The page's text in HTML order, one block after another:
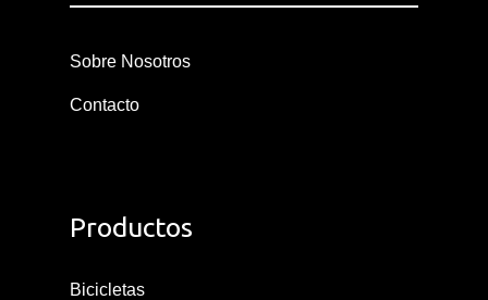
Sobre Nosotros
Contacto
Productos
Bicicletas